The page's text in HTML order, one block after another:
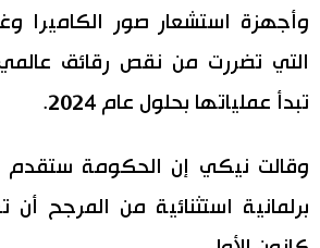
وأجهزة استشعار صور الكاميرا
التي تضررت من نقص رقائق
تبدأ عملياتها بحلول عام 2024.
وقالت نيكي إن الحكومة ستقدم
برلمانية استثنائية من المرجح